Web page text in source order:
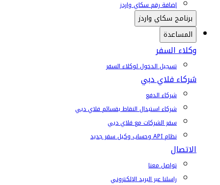
إضافة رقم سكاي واردز
برنامج سكاي واردز
المساعدة
وكلاء السفر
تسجيل الدخول لوكلاء السفر
شركاء فلاي دبي
شركاء الدفع
شركاء استبدال النقاط بقسائم فلاي دبي
سفر الشركات مع فلاي دبي
نظام API وحساب وكيل سفر جديد
الاتصال
تواصل معنا
راسلنا عبر البريد الإلكتروني